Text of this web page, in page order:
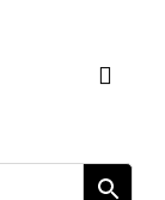
Toggle